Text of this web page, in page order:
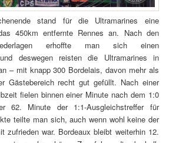
stand für die Ultramarines eine
450km entfernte Rennes an. Nach den
erhoffte man sich einen
deswegen reisten die Ultramarines in
– mit knapp 300 Bordelais, davon mehr als
Gästebereich recht gut gefüllt. Nach einer
fielen binnen einer Minute nach dem 1:0
62. Minute der 1:1-Ausgleichstreffer für
teilte man sich, auch wenn wohl keine der
zufrieden war. Bordeaux bleibt weiterhin 12.